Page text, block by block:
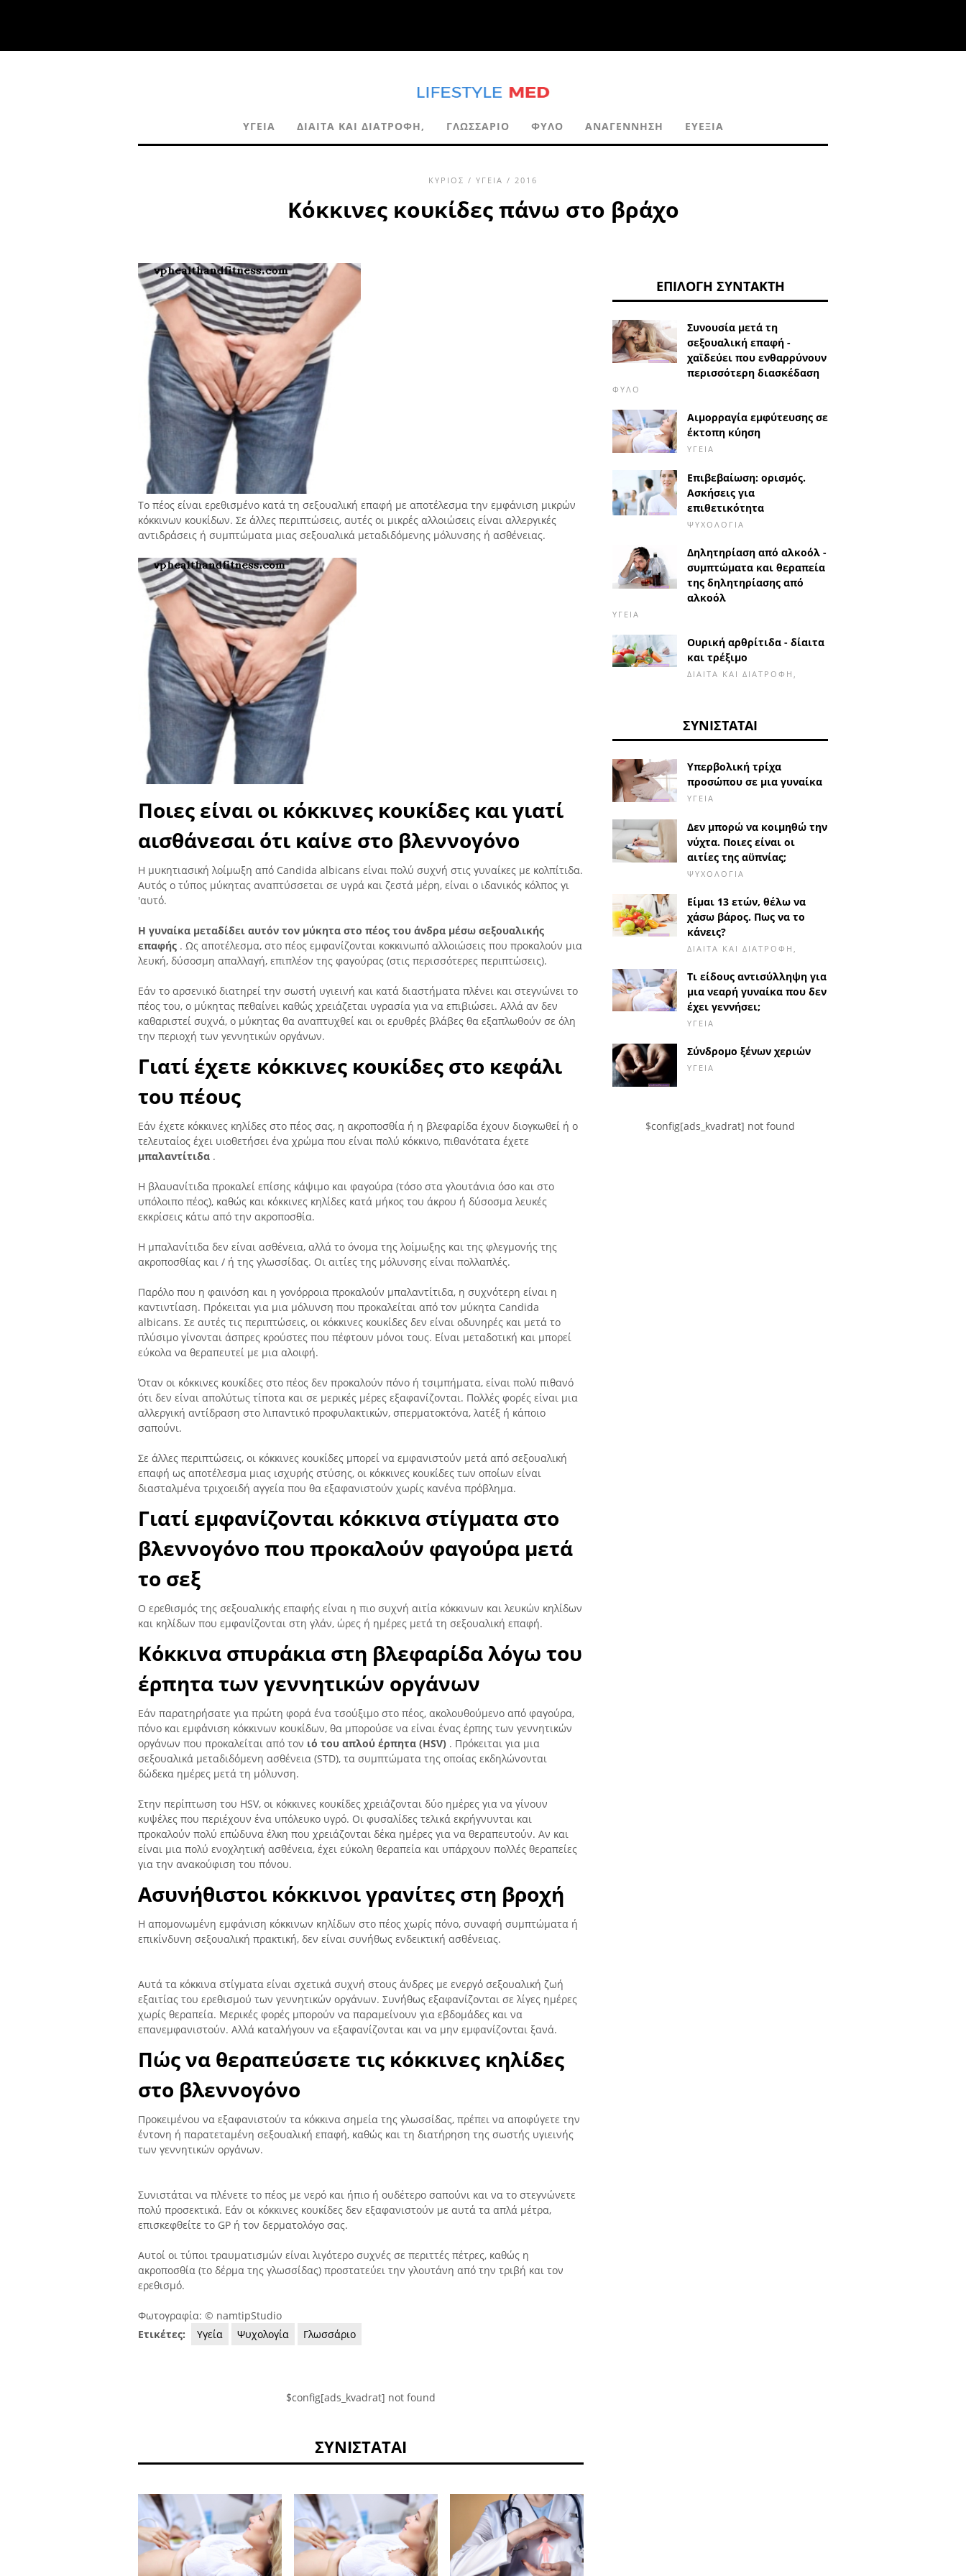
ΥΓΕΊΑ ΔΊΑΙΤΑ ΚΑΙ ΔΙΑΤΡΟΦΉ, ΓΛΩΣΣΆΡΙΟ ΦΎΛΟ ΑΝΑΓΈΝΝΗΣΗ ΕΥΕΞΊΑ
ΚΎΡΙΟΣ / ΥΓΕΊΑ / 2016
Κόκκινες κουκίδες πάνω στο βράχο
Το πέος είναι ερεθισμένο κατά τη σεξουαλική επαφή με αποτέλεσμα την εμφάνιση μικρών
κόκκινων κουκίδων. Σε άλλες περιπτώσεις, αυτές οι μικρές αλλοιώσεις είναι αλλεργικές
αντιδράσεις ή συμπτώματα μιας σεξουαλικά μεταδιδόμενης μόλυνσης ή ασθένειας.
Ποιες είναι οι κόκκινες κουκίδες και γιατί
αισθάνεσαι ότι καίνε στο βλεννογόνο
Η μυκητιασική λοίμωξη από Candida albicans είναι πολύ συχνή στις γυναίκες με κολπίτιδα.
Αυτός ο τύπος μύκητας αναπτύσσεται σε υγρά και ζεστά μέρη, είναι ο ιδανικός κόλπος γι
'αυτό.
Η γυναίκα μεταδίδει αυτόν τον μύκητα στο πέος του άνδρα μέσω σεξουαλικής
επαφής . Ως αποτέλεσμα, στο πέος εμφανίζονται κοκκινωπό αλλοιώσεις που προκαλούν μια
λευκή, δύσοσμη απαλλαγή, επιπλέον της φαγούρας (στις περισσότερες περιπτώσεις).
Εάν το αρσενικό διατηρεί την σωστή υγιεινή και κατά διαστήματα πλένει και στεγνώνει το
πέος του, ο μύκητας πεθαίνει καθώς χρειάζεται υγρασία για να επιβιώσει. Αλλά αν δεν
καθαριστεί συχνά, ο μύκητας θα αναπτυχθεί και οι ερυθρές βλάβες θα εξαπλωθούν σε όλη
την περιοχή των γεννητικών οργάνων.
Γιατί έχετε κόκκινες κουκίδες στο κεφάλι
του πέους
Εάν έχετε κόκκινες κηλίδες στο πέος σας, η ακροποσθία ή η βλεφαρίδα έχουν διογκωθεί ή ο
τελευταίος έχει υιοθετήσει ένα χρώμα που είναι πολύ κόκκινο, πιθανότατα έχετε
μπαλαντίτιδα .
Η βλαυανίτιδα προκαλεί επίσης κάψιμο και φαγούρα (τόσο στα γλουτάνια όσο και στο
υπόλοιπο πέος), καθώς και κόκκινες κηλίδες κατά μήκος του άκρου ή δύσοσμα λευκές
εκκρίσεις κάτω από την ακροποσθία.
Η μπαλανίτιδα δεν είναι ασθένεια, αλλά το όνομα της λοίμωξης και της φλεγμονής της
ακροποσθίας και / ή της γλωσσίδας. Οι αιτίες της μόλυνσης είναι πολλαπλές.
Παρόλο που η φαινόση και η γονόρροια προκαλούν μπαλαντίτιδα, η συχνότερη είναι η
καντιντίαση. Πρόκειται για μια μόλυνση που προκαλείται από τον μύκητα Candida
albicans. Σε αυτές τις περιπτώσεις, οι κόκκινες κουκίδες δεν είναι οδυνηρές και μετά το
πλύσιμο γίνονται άσπρες κρούστες που πέφτουν μόνοι τους. Είναι μεταδοτική και μπορεί
εύκολα να θεραπευτεί με μια αλοιφή.
Όταν οι κόκκινες κουκίδες στο πέος δεν προκαλούν πόνο ή τσιμπήματα, είναι πολύ πιθανό
ότι δεν είναι απολύτως τίποτα και σε μερικές μέρες εξαφανίζονται. Πολλές φορές είναι μια
αλλεργική αντίδραση στο λιπαντικό προφυλακτικών, σπερματοκτόνα, λατέξ ή κάποιο
σαπούνι.
Σε άλλες περιπτώσεις, οι κόκκινες κουκίδες μπορεί να εμφανιστούν μετά από σεξουαλική
επαφή ως αποτέλεσμα μιας ισχυρής στύσης, οι κόκκινες κουκίδες των οποίων είναι
διασταλμένα τριχοειδή αγγεία που θα εξαφανιστούν χωρίς κανένα πρόβλημα.
Γιατί εμφανίζονται κόκκινα στίγματα στο
βλεννογόνο που προκαλούν φαγούρα μετά
το σεξ
Ο ερεθισμός της σεξουαλικής επαφής είναι η πιο συχνή αιτία κόκκινων και λευκών κηλίδων
και κηλίδων που εμφανίζονται στη γλάν, ώρες ή ημέρες μετά τη σεξουαλική επαφή.
Κόκκινα σπυράκια στη βλεφαρίδα λόγω του
έρπητα των γεννητικών οργάνων
Εάν παρατηρήσατε για πρώτη φορά ένα τσούξιμο στο πέος, ακολουθούμενο από φαγούρα,
πόνο και εμφάνιση κόκκινων κουκίδων, θα μπορούσε να είναι ένας έρπης των γεννητικών
οργάνων που προκαλείται από τον ιό του απλού έρπητα (HSV) . Πρόκειται για μια
σεξουαλικά μεταδιδόμενη ασθένεια (STD), τα συμπτώματα της οποίας εκδηλώνονται
δώδεκα ημέρες μετά τη μόλυνση.
Στην περίπτωση του HSV, οι κόκκινες κουκίδες χρειάζονται δύο ημέρες για να γίνουν
κυψέλες που περιέχουν ένα υπόλευκο υγρό. Οι φυσαλίδες τελικά εκρήγνυνται και
προκαλούν πολύ επώδυνα έλκη που χρειάζονται δέκα ημέρες για να θεραπευτούν. Αν και
είναι μια πολύ ενοχλητική ασθένεια, έχει εύκολη θεραπεία και υπάρχουν πολλές θεραπείες
για την ανακούφιση του πόνου.
Ασυνήθιστοι κόκκινοι γρανίτες στη βροχή
Η απομονωμένη εμφάνιση κόκκινων κηλίδων στο πέος χωρίς πόνο, συναφή συμπτώματα ή
επικίνδυνη σεξουαλική πρακτική, δεν είναι συνήθως ενδεικτική ασθένειας.
Αυτά τα κόκκινα στίγματα είναι σχετικά συχνή στους άνδρες με ενεργό σεξουαλική ζωή
εξαιτίας του ερεθισμού των γεννητικών οργάνων. Συνήθως εξαφανίζονται σε λίγες ημέρες
χωρίς θεραπεία. Μερικές φορές μπορούν να παραμείνουν για εβδομάδες και να
επανεμφανιστούν. Αλλά καταλήγουν να εξαφανίζονται και να μην εμφανίζονται ξανά.
Πώς να θεραπεύσετε τις κόκκινες κηλίδες
στο βλεννογόνο
Προκειμένου να εξαφανιστούν τα κόκκινα σημεία της γλωσσίδας, πρέπει να αποφύγετε την
έντονη ή παρατεταμένη σεξουαλική επαφή, καθώς και τη διατήρηση της σωστής υγιεινής
των γεννητικών οργάνων.
Συνιστάται να πλένετε το πέος με νερό και ήπιο ή ουδέτερο σαπούνι και να το στεγνώνετε
πολύ προσεκτικά. Εάν οι κόκκινες κουκίδες δεν εξαφανιστούν με αυτά τα απλά μέτρα,
επισκεφθείτε το GP ή τον δερματολόγο σας.
Αυτοί οι τύποι τραυματισμών είναι λιγότερο συχνές σε περιττές πέτρες, καθώς η
ακροποσθία (το δέρμα της γλωσσίδας) προστατεύει την γλουτάνη από την τριβή και τον
ερεθισμό.
Φωτογραφία: © namtipStudio
Ετικέτες:
Υγεία Ψυχολογία Γλωσσάριο
$config[ads_kvadrat] not found
ΣΥΝΙΣΤΆΤΑΙ
ΕΠΙΛΟΓΉ ΣΥΝΤΆΚΤΗ
Συνουσία μετά τη
σεξουαλική επαφή -
χαϊδεύει που ενθαρρύνουν
περισσότερη διασκέδαση
ΦΎΛΟ
Αιμορραγία εμφύτευσης σε
έκτοπη κύηση
ΥΓΕΊΑ
Επιβεβαίωση: ορισμός.
Ασκήσεις για
επιθετικότητα
ΨΥΧΟΛΟΓΊΑ
Δηλητηρίαση από αλκοόλ -
συμπτώματα και θεραπεία
της δηλητηρίασης από
αλκοόλ
ΥΓΕΊΑ
Ουρική αρθρίτιδα - δίαιτα
και τρέξιμο
ΔΊΑΙΤΑ ΚΑΙ ΔΙΑΤΡΟΦΉ,
ΣΥΝΙΣΤΆΤΑΙ
Υπερβολική τρίχα
προσώπου σε μια γυναίκα
ΥΓΕΊΑ
Δεν μπορώ να κοιμηθώ την
νύχτα. Ποιες είναι οι
αιτίες της αϋπνίας;
ΨΥΧΟΛΟΓΊΑ
Είμαι 13 ετών, θέλω να
χάσω βάρος. Πως να το
κάνεις?
ΔΊΑΙΤΑ ΚΑΙ ΔΙΑΤΡΟΦΉ,
Τι είδους αντισύλληψη για
μια νεαρή γυναίκα που δεν
έχει γεννήσει;
ΥΓΕΊΑ
Σύνδρομο ξένων χεριών
ΥΓΕΊΑ
$config[ads_kvadrat] not found